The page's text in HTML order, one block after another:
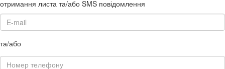
отримання листа та/або SMS повідомлення
та/або